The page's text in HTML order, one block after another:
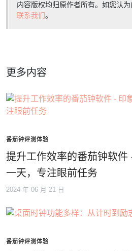
内容版权均归原作者所有。如您认
联系我们。
更多内容
番茄钟评测体验
提升工作效率的番茄钟软
一天，专注眼前任务
2024 年 06 月 21 日
番茄钟评测体验